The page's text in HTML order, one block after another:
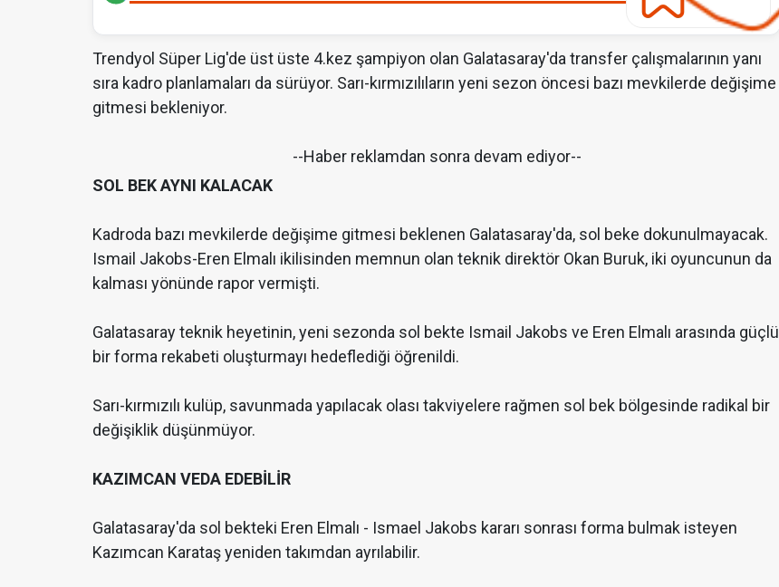
Trendyol Süper Lig'de üst üste 4.kez şampiyon olan Galatasaray'da transfer çalışmalarının yanı
sıra kadro planlamaları da sürüyor. Sarı-kırmızılıların yeni sezon öncesi bazı mevkilerde değişime
gitmesi bekleniyor.
--Haber reklamdan sonra devam ediyor--
SOL BEK AYNI KALACAK
Kadroda bazı mevkilerde değişime gitmesi beklenen Galatasaray'da, sol beke dokunulmayacak.
Ismail Jakobs-Eren Elmalı ikilisinden memnun olan teknik direktör Okan Buruk, iki oyuncunun da
kalması yönünde rapor vermişti.
Galatasaray teknik heyetinin, yeni sezonda sol bekte Ismail Jakobs ve Eren Elmalı arasında güçlü
bir forma rekabeti oluşturmayı hedeflediği öğrenildi.
Sarı-kırmızılı kulüp, savunmada yapılacak olası takviyelere rağmen sol bek bölgesinde radikal bir
değişiklik düşünmüyor.
KAZIMCAN VEDA EDEBİLİR
Galatasaray'da sol bekteki Eren Elmalı - Ismael Jakobs kararı sonrası forma bulmak isteyen
Kazımcan Karataş yeniden takımdan ayrılabilir.